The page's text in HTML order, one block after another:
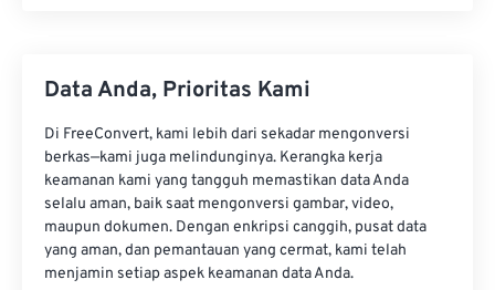
Data Anda, Prioritas Kami
Di FreeConvert, kami lebih dari sekadar mengonversi
berkas—kami juga melindunginya. Kerangka kerja
keamanan kami yang tangguh memastikan data Anda
selalu aman, baik saat mengonversi gambar, video,
maupun dokumen. Dengan enkripsi canggih, pusat data
yang aman, dan pemantauan yang cermat, kami telah
menjamin setiap aspek keamanan data Anda.